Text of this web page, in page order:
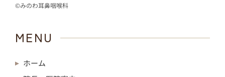
©みのわ耳鼻咽喉科
MENU
ホーム